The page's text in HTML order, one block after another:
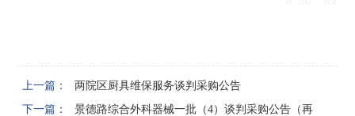
上一篇：
两院区厨具维保服务谈判采购公告
下一篇：
景德路综合外科器械一批（4）谈判采购公告（再